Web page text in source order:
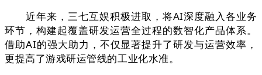
近年来，三七互娱积极进取，将AI深度融入各业务
环节，构建起覆盖研发运营全过程的数智化产品体系。
借助AI的强大助力，不仅显著提升了研发与运营效率，
更提高了游戏研运管线的工业化水准。